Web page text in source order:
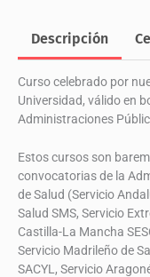
Descripción
Curso celebrado por
Universidad, válido en
Administraciones
Estos cursos son
convocatorias de la
de Salud (Servicio
Salud SMS, Servicio
Castilla-La Mancha
Servicio Madrileño de
SACYL, Servicio